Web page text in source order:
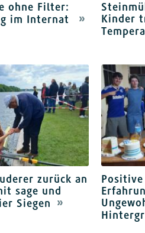
ohne Filter:
im Internat
Kinder
zurück an
sage und
Siegen